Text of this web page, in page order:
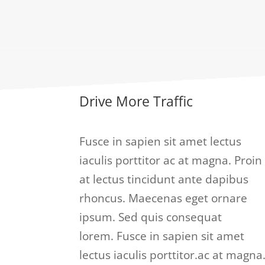
Drive More Traffic
Fusce in sapien sit amet lectus
iaculis porttitor ac at magna. Proin
at lectus tincidunt ante dapibus
rhoncus. Maecenas eget ornare
ipsum. Sed quis consequat
lorem. Fusce in sapien sit amet
lectus iaculis porttitor.ac at